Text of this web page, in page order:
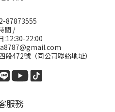
87873555
間 /
:12:30-22:00
472號（同公司聯絡地址）
服務